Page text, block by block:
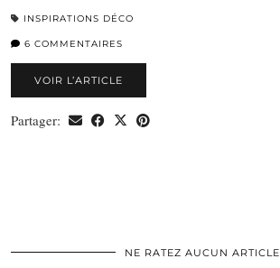
INSPIRATIONS DÉCO
6 COMMENTAIRES
VOIR L’ARTICLE
Partager:
NE RATEZ AUCUN ARTICLE